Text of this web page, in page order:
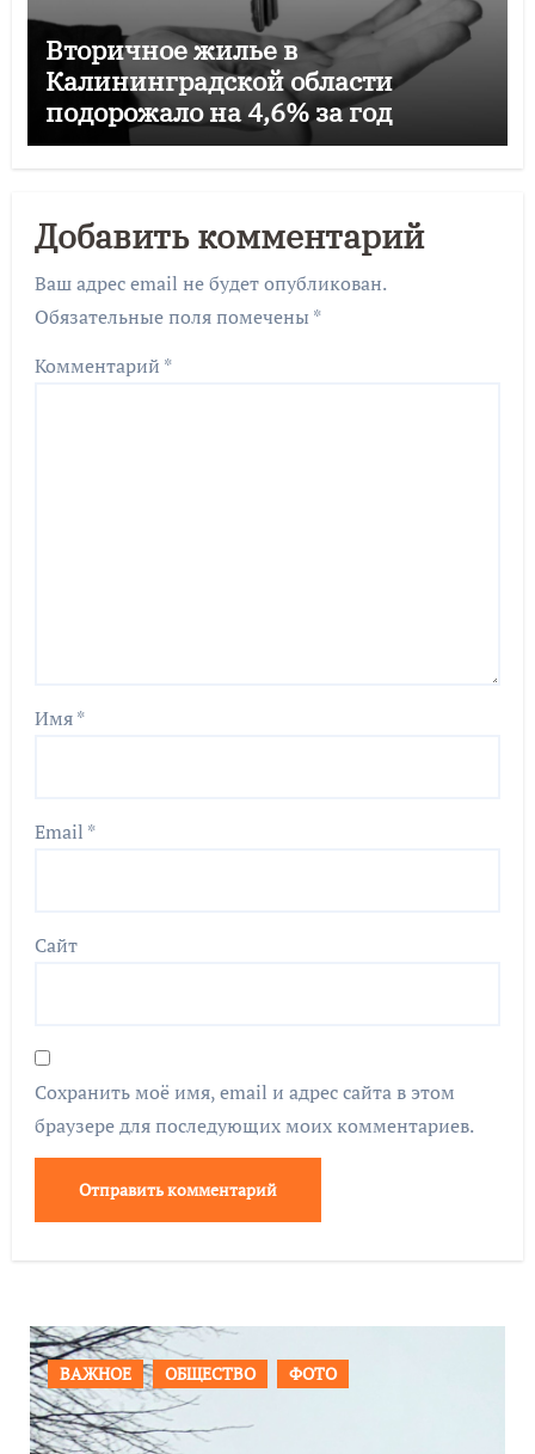
Вторичное жилье в
Калининградской области
подорожало на 4,6% за год
Добавить комментарий
Ваш адрес email не будет опубликован.
Обязательные поля помечены *
Комментарий *
Имя*
Email *
Сайт
Сохранить моё имя, email и адрес сайта в этом
браузере для последующих моих комментариев.
ПРОИСШЕСТВИЯ ФОТО